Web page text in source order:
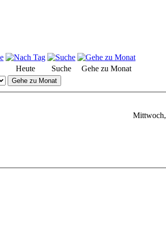
Heute Suche Gehe zu Monat
Gehe zu Monat